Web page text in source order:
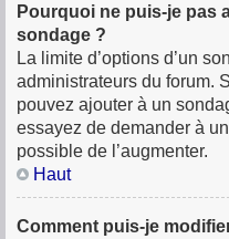
Pourquoi ne puis-je pas
sondage ?
La limite d’options d’un
administrateurs du forum.
pouvez ajouter à un
essayez de demander à
possible de l’augmenter.
Haut
Comment puis-je